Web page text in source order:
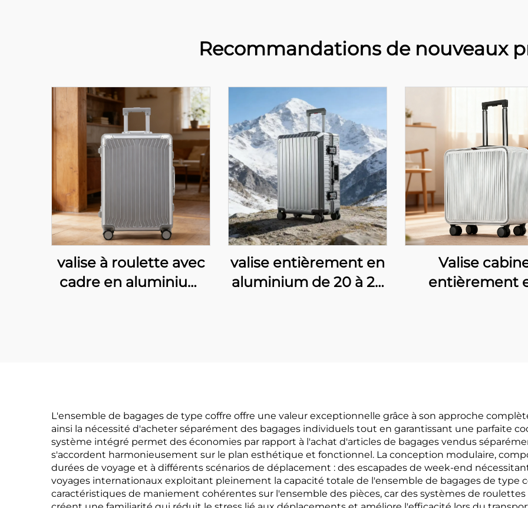
Recommandations de nouveaux
valise à roulette avec
cadre en aluminium
voyages
valise entièrement en
aluminium de 20 à 28
glissière, bagages
métalliques avec
serrure TSA
Valise
entièrement
d’affaires,
frontale
L'ensemble de bagages de type coffre offre une valeur exceptionnelle grâce à son approche
ainsi la nécessité d'acheter séparément des bagages individuels tout en garantissant une parfaite
système intégré permet des économies par rapport à l'achat d'articles de bagages vendus
s'accordent harmonieusement sur le plan esthétique et fonctionnel. La conception modulaire,
durées de voyage et à différents scénarios de déplacement : des escapades de week-end
voyages internationaux exploitant pleinement la capacité totale de l'ensemble de bagages de type
caractéristiques de maniement cohérentes sur l'ensemble des pièces, car des systèmes de